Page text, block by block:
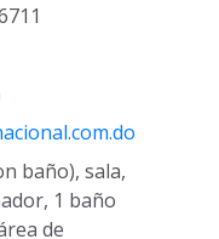
baño), sala,
1 baño
de